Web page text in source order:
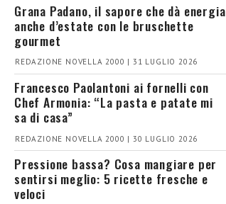
Grana Padano, il sapore che dà energia
anche d’estate con le bruschette
gourmet
REDAZIONE NOVELLA 2000 | 31 LUGLIO 2026
Francesco Paolantoni ai fornelli con
Chef Armonia: “La pasta e patate mi
sa di casa”
REDAZIONE NOVELLA 2000 | 30 LUGLIO 2026
Pressione bassa? Cosa mangiare per
sentirsi meglio: 5 ricette fresche e
veloci